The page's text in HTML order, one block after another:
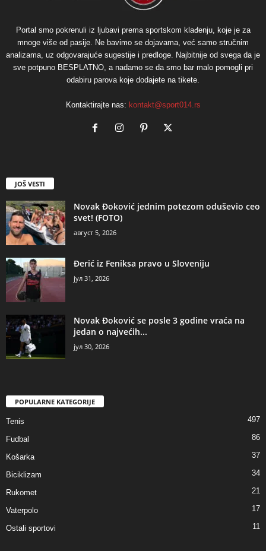
Portal smo pokrenuli iz ljubavi prema sportskom klađenju, koje je za
mnoge više od pasije. Ne bavimo se dojavama, već samo stručnim
analizama, uz odgovarajuće sugestije i predloge. Najbitnije od svega da je
sve potpuno BESPLATNO, a nadamo se da smo bar malo pomogli pri
odabiru parova koje dodajete na tikete.
Kontaktirajte nas: kontakt@sport014.rs
JOŠ VESTI
Novak Đoković jednim potezom oduševio ceo
svet! (FOTO)
август 5, 2026
Đerić iz Feniksa pravo u Sloveniju
јул 31, 2026
Novak Đoković se posle 3 godine vraća na
jedan o najvećih...
јул 30, 2026
POPULARNE KATEGORIJE
Tenis 497
Fudbal 86
Košarka 37
Biciklizam 34
Rukomet 21
Vaterpolo 17
Ostali sportovi 11